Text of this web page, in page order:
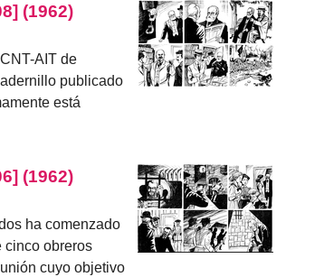
(1962)
AIT de
publicado
está
(1962)
ha comenzado
cinco obreros
cuyo objetivo